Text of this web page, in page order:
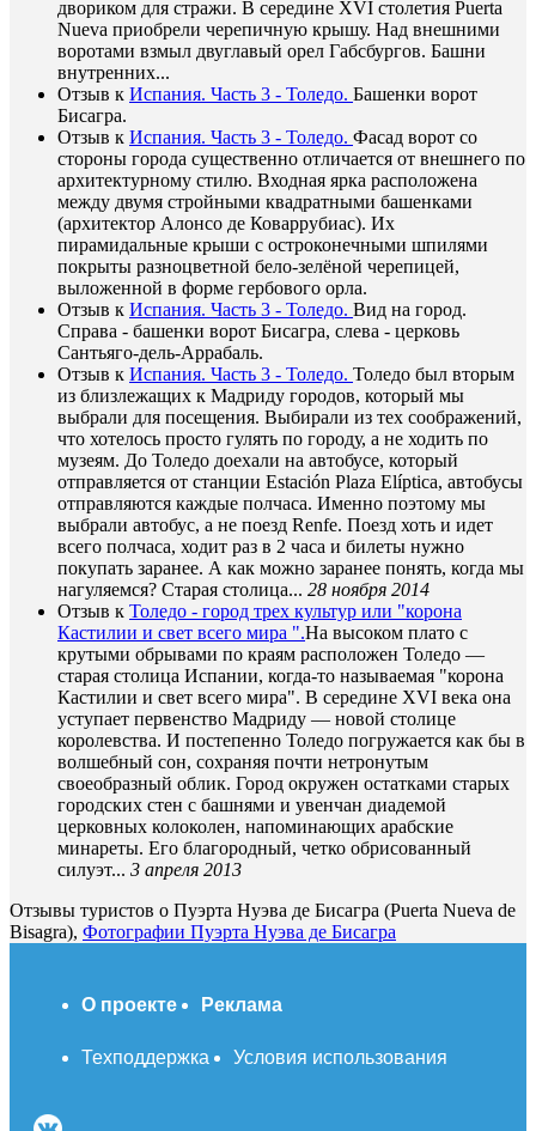
двориком для стражи. В середине XVI столетия Puerta
Nueva приобрели черепичную крышу. Над внешними
воротами взмыл двуглавый орел Габсбургов. Башни
внутренних...
Отзыв к Испания. Часть 3 - Толедо. Башенки ворот
Бисагра.
Отзыв к Испания. Часть 3 - Толедо. Фасад ворот со
стороны города существенно отличается от внешнего по
архитектурному стилю. Входная ярка расположена
между двумя стройными квадратными башенками
(архитектор Алонсо де Коваррубиас). Их
пирамидальные крыши с остроконечными шпилями
покрыты разноцветной бело-зелёной черепицей,
выложенной в форме гербового орла.
Отзыв к Испания. Часть 3 - Толедо. Вид на город.
Справа - башенки ворот Бисагра, слева - церковь
Сантьяго-дель-Аррабаль.
Отзыв к Испания. Часть 3 - Толедо. Толедо был вторым
из близлежащих к Мадриду городов, который мы
выбрали для посещения. Выбирали из тех соображений,
что хотелось просто гулять по городу, а не ходить по
музеям. До Толедо доехали на автобусе, который
отправляется от станции Estación Plaza Elíptica, автобусы
отправляются каждые полчаса. Именно поэтому мы
выбрали автобус, а не поезд Renfe. Поезд хоть и идет
всего полчаса, ходит раз в 2 часа и билеты нужно
покупать заранее. А как можно заранее понять, когда мы
нагуляемся? Старая столица... 28 ноября 2014
Отзыв к Толедо - город трех культур или "корона
Кастилии и свет всего мира ".На высоком плато с
крутыми обрывами по краям расположен Толедо —
старая столица Испании, когда-то называемая "корона
Кастилии и свет всего мира". В середине XVI века она
уступает первенство Мадриду — новой столице
королевства. И постепенно Толедо погружается как бы в
волшебный сон, сохраняя почти нетронутым
своеобразный облик. Город окружен остатками старых
городских стен с башнями и увенчан диадемой
церковных колоколен, напоминающих арабские
минареты. Его благородный, четко обрисованный
силуэт... 3 апреля 2013
Отзывы туристов о Пуэрта Нуэва де Бисагра (Puerta Nueva de
Bisagra), Фотографии Пуэрта Нуэва де Бисагра
О проекте Реклама
Техподдержка Условия использования